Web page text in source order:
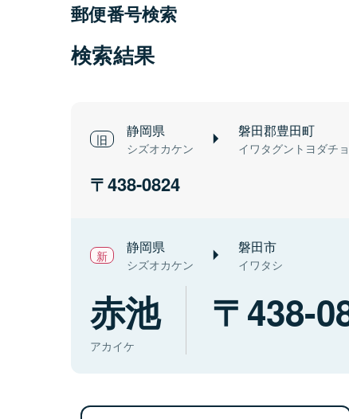
郵便番号検索
検索結果
静岡県
シズオカケン
磐田郡豊田町
イワタグントヨダチ
438-0824
静岡県
シズオカケン
磐田市
イワタシ
赤池
アカイケ
438-